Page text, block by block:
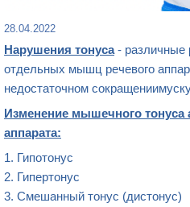
28.04.2022
Нарушения тонуса- различные
отдельных мышц речевого
недостаточном
Изменение мышечного тонуса
аппарата:
1. Гипотонус
2. Гипертонус
3. Смешанный тонус (дистонус)